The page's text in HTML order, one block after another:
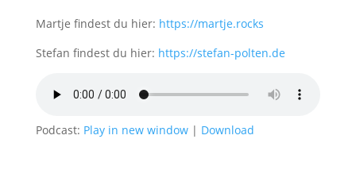
Martje findest du hier: https://martje.rocks
Stefan findest du hier: https://stefan-polten.de
Podcast: Play in new window| Download